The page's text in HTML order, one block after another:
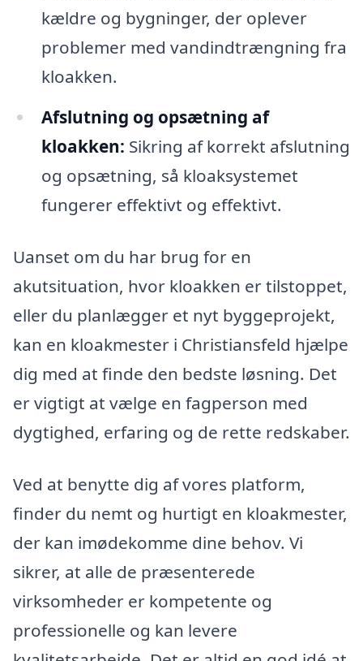
kældre og bygninger, der oplever
problemer med vandindtrængning fra
kloakken.
Afslutning og opsætning af
kloakken: Sikring af korrekt afslutning
og opsætning, så kloaksystemet
fungerer effektivt og effektivt.
Uanset om du har brug for en
akutsituation, hvor kloakken er tilstoppet,
eller du planlægger et nyt byggeprojekt,
kan en kloakmester i Christiansfeld hjælpe
dig med at finde den bedste løsning. Det
er vigtigt at vælge en fagperson med
dygtighed, erfaring og de rette redskaber.
Ved at benytte dig af vores platform,
finder du nemt og hurtigt en kloakmester,
der kan imødekomme dine behov. Vi
sikrer, at alle de præsenterede
virksomheder er kompetente og
professionelle og kan levere